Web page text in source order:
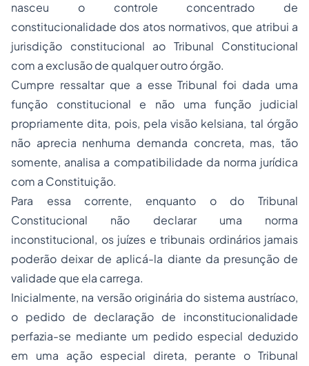
nasceu o controle concentrado de
constitucionalidade dos atos normativos, que atribui a
jurisdição constitucional ao Tribunal Constitucional
com a exclusão de qualquer outro órgão.
Cumpre ressaltar que a esse Tribunal foi dada uma
função constitucional e não uma função judicial
propriamente dita, pois, pela visão kelsiana, tal órgão
não aprecia nenhuma demanda concreta, mas, tão
somente, analisa a compatibilidade da norma jurídica
com a Constituição.
Para essa corrente, enquanto o do Tribunal
Constitucional não declarar uma norma
inconstitucional, os juízes e tribunais ordinários jamais
poderão deixar de aplicá-la diante da presunção de
validade que ela carrega.
Inicialmente, na versão originária do sistema austríaco,
o pedido de declaração de inconstitucionalidade
perfazia-se mediante um pedido especial deduzido
em uma ação especial direta, perante o Tribunal